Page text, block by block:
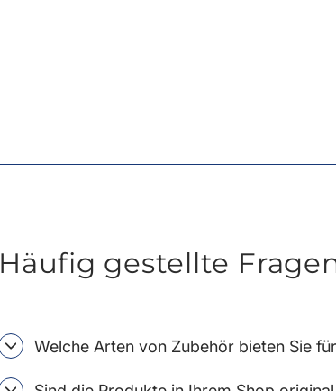
Häufig gestellte
Welche Arten von Zubehör bieten Sie